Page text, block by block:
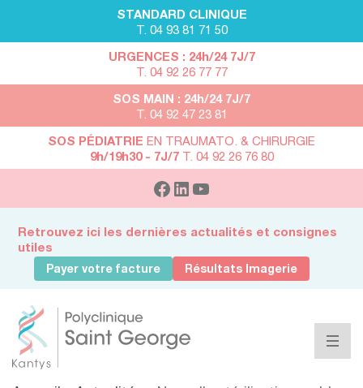
STANDARD CLINIQUE
T. 04 93 81 71 50
URGENCES : 24h/24 7J/7
T. 04 92 26 77 77
SOS MAIN : 24h/24 7J/7
T. 04 92 47 23 81
SOS PÉDIATRIE EN TRAUMATO. & CHIRURGIE
9h/19h30 - 7J/7T. 04 92 26 76 80
Retrouvez ici les dernières actualités et consignes
utiles
Payer votre facture Résultats Imagerie